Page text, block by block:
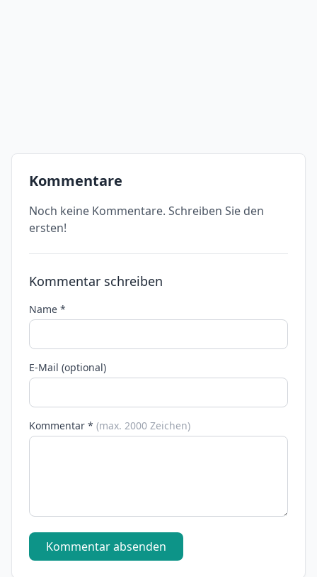
Kommentare
Noch keine Kommentare. Schreiben Sie den
ersten!
Kommentar schreiben
Name *
E-Mail (optional)
Kommentar * (max. 2000 Zeichen)
Kommentar absenden